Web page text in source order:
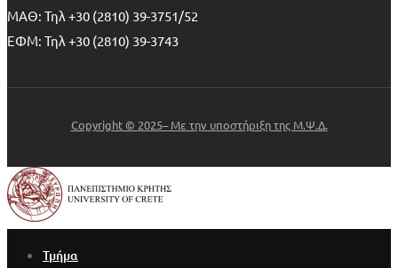
ΜΑΘ: Τηλ +30 (2810) 39-3751/52
ΕΦΜ: Τηλ +30 (2810) 39-3743
Copyright © 2025– Με την υποστήριξη της Μ.Ψ.Δ.
Τμήμα